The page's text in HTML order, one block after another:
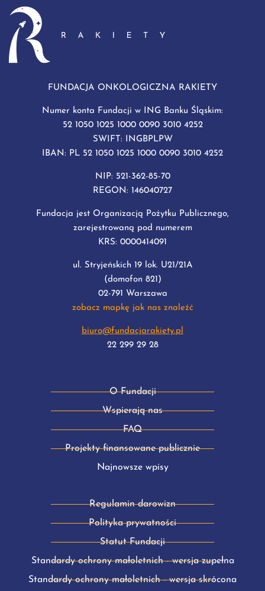
FUNDACJA ONKOLOGICZNA RAKIETY
Numer konta Fundacji w ING Banku Śląskim:
52 1050 1025 1000 0090 3010 4252
SWIFT: INGBPLPW
IBAN: PL 52 1050 1025 1000 0090 3010 4252
NIP: 521-362-85-70
REGON: 146040727
Fundacja jest Organizacją Pożytku Publicznego,
zarejestrowaną pod numerem
KRS: 0000414091
ul. Stryjeńskich 19 lok. U21/21A
(domofon 821)
02-791 Warszawa
zobacz mapkę jak nas znaleźć
biuro@fundacjarakiety.pl
22 299 29 28
O Fundacji
Wspierają nas
FAQ
Projekty finansowane publicznie
Najnowsze wpisy
Regulamin darowizn
Polityka prywatności
Statut Fundacji
Standardy ochrony małoletnich - wersja zupełna
Standardy ochrony małoletnich - wersja skrócona